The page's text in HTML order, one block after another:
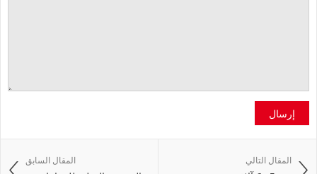
إرسال
المقال السابق المقال التالي